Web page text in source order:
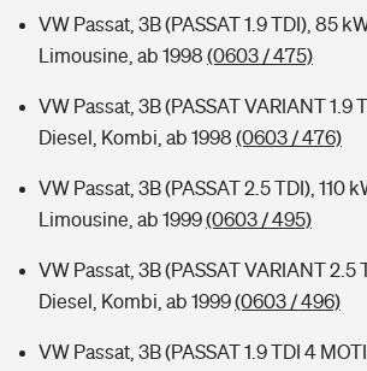
VW Passat, 3B (PASSAT 1.9 TDI), 85
Limousine, ab 1998 (0603 / 475)
VW Passat, 3B (PASSAT VARIANT 1.9
Diesel, Kombi, ab 1998 (0603 / 476)
VW Passat, 3B (PASSAT 2.5 TDI), 110
Limousine, ab 1999(0603 / 495)
VW Passat, 3B (PASSAT VARIANT 2.5
Diesel, Kombi, ab 1999(0603 / 496)
VW Passat, 3B (PASSAT 1.9 TDI 4